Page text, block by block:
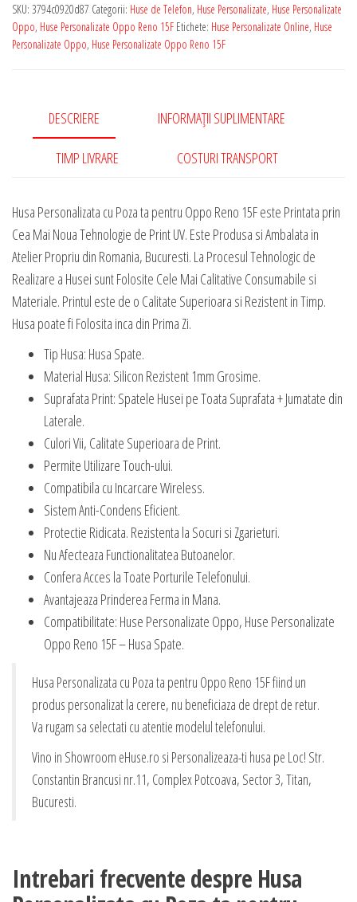
Poza
ta
Reno
SKU: 3794c0920d87 Categorii: Huse de Telefon, Huse Personalizate, Huse Personalizate
Oppo, Huse Personalizate Oppo Reno 15F Etichete: Huse Personalizate Online, Huse
Personalizate Oppo, Huse Personalizate Oppo Reno 15F
DESCRIERE INFORMAȚII SUPLIMENTARE
TIMP LIVRARE COSTURI TRANSPORT
Husa Personalizata cu Poza ta pentru Oppo Reno 15F este Printata prin
Cea Mai Noua Tehnologie de Print UV. Este Produsa si Ambalata in
Atelier Propriu din Romania, Bucuresti. La Procesul Tehnologic de
Realizare a Husei sunt Folosite Cele Mai Calitative Consumabile si
Materiale. Printul este de o Calitate Superioara si Rezistent in Timp.
Husa poate fi Folosita inca din Prima Zi.
Tip Husa: Husa Spate.
Material Husa: Silicon Rezistent 1mm Grosime.
Suprafata Print: Spatele Husei pe Toata Suprafata + Jumatate din
Laterale.
Culori Vii, Calitate Superioara de Print.
Permite Utilizare Touch-ului.
Compatibila cu Incarcare Wireless.
Sistem Anti-Condens Eficient.
Protectie Ridicata. Rezistenta la Socuri si Zgarieturi.
Nu Afecteaza Functionalitatea Butoanelor.
Confera Acces la Toate Porturile Telefonului.
Avantajeaza Prinderea Ferma in Mana.
Compatibilitate: Huse Personalizate Oppo, Huse Personalizate
Oppo Reno 15F – Husa Spate.
Husa Personalizata cu Poza ta pentru Oppo Reno 15F fiind un
produs personalizat la cerere, nu beneficiaza de drept de retur.
Va rugam sa selectati cu atentie modelul telefonului.
Vino in Showroom eHuse.ro si Personalizeaza-ti husa pe Loc! Str.
Constantin Brancusi nr.11, Complex Potcoava, Sector 3, Titan,
Bucuresti.
Intrebari frecvente despre Husa